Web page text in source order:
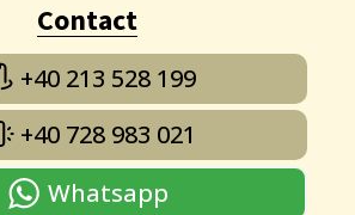
Contact
+40 213 528 199
+40 728 983 021
Whatsapp